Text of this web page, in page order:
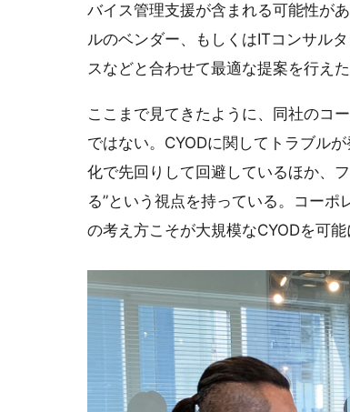
バイス管理支援が含まれる可能性が
ルのベンダー、もしくはITコンサル
スなどと合わせて最適な提案を行え
ここまで見てきたように、同社のコ
ではない。CYODに関してトラブル
化で先回りして回避しているほか、
る”という視点を持っている。コー
の考え方こそが大規模なCYODを可能